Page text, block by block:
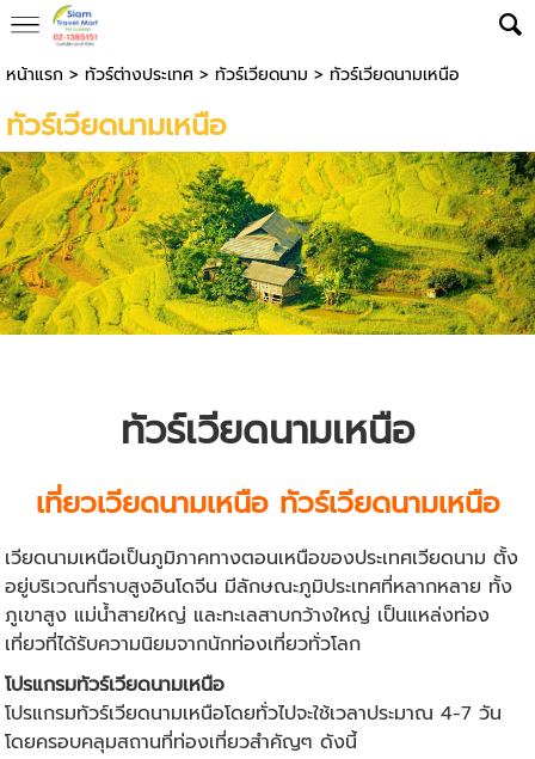
หน้าแรก > ทัวร์ต่างประเทศ> ทัวร์เวียดนาม > ทัวร์เวียดนามเหนือ
ทัวร์เวียดนามเหนือ
ทัวร์เวียดนามเหนือ
เที่ยวเวียดนามเหนือ ทัวร์เวียดนามเหนือ
เวียดนามเหนือเป็นภูมิภาคทางตอนเหนือของประเทศเวียดนาม ตั้ง
อยู่บริเวณที่ราบสูงอินโดจีน มีลักษณะภูมิประเทศที่หลากหลาย ทั้ง
ภูเขาสูง แม่น้ำสายใหญ่ และทะเลสาบกว้างใหญ่ เป็นแหล่งท่อง
เที่ยวที่ได้รับความนิยมจากนักท่องเที่ยวทั่วโลก
โปรแกรมทัวร์เวียดนามเหนือ
โปรแกรมทัวร์เวียดนามเหนือโดยทั่วไปจะใช้เวลาประมาณ 4-7 วัน
โดยครอบคลุมสถานที่ท่องเที่ยวสำคัญๆ ดังนี้